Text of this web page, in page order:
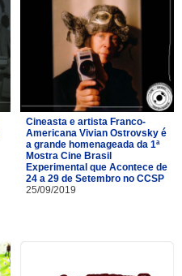
Cineasta e artista Franco-
Americana Vivian Ostrovsky é
a grande homenageada da 1ª
Mostra Cine Brasil
Experimental que Acontece de
24 a 29 de Setembro no CCSP
25/09/2019